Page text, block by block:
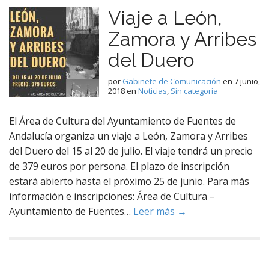
Viaje a León,
Zamora y Arribes
del Duero
por Gabinete de Comunicación en 7 junio,
2018en Noticias, Sin categoría
El Área de Cultura del Ayuntamiento de Fuentes de
Andalucía organiza un viaje a León, Zamora y Arribes
del Duero del 15 al 20 de julio. El viaje tendrá un precio
de 379 euros por persona. El plazo de inscripción
estará abierto hasta el próximo 25 de junio. Para más
información e inscripciones: Área de Cultura –
Ayuntamiento de Fuentes… Leer más →